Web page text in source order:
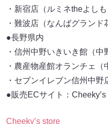
・新宿店（ルミネtheよし
・難波店（なんばグランド
●長野県内
・信州中野いきいき館（中
・農産物産館オランチェ（
・セブンイレブン信州中
●販売ECサイト：Cheeky’s
Cheeky’s store